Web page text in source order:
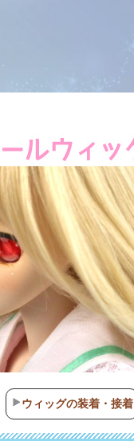
ウィッグの装着・接着